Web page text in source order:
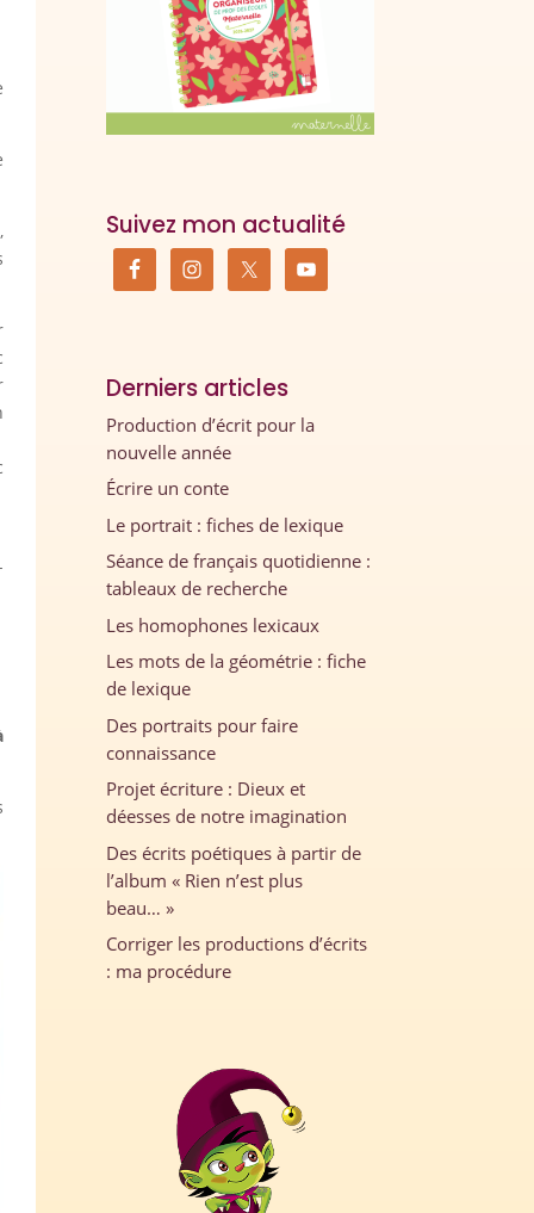
Suivez mon actualité
Derniers articles
Production d’écrit pour la
nouvelle année
Écrire un conte
Le portrait : fiches de lexique
Séance de français quotidienne :
tableaux de recherche
Les homophones lexicaux
Les mots de la géométrie : fiche
de lexique
Des portraits pour faire
connaissance
Projet écriture : Dieux et
déesses de notre imagination
Des écrits poétiques à partir de
l’album « Rien n’est plus
beau… »
Corriger les productions d’écrits
: ma procédure